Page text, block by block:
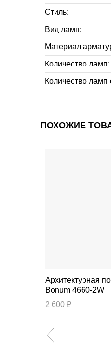
Стиль:
Вид ламп:
Материал
Количество ламп:
Количество ламп
ПОХОЖИЕ
Архитектурная
Bonum 4660-2W
2 600 ₽